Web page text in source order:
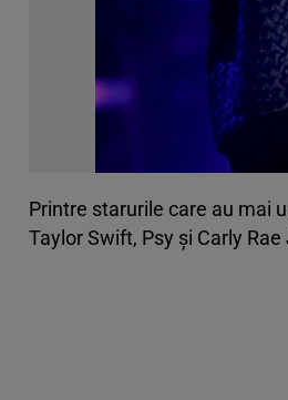
Printre starurile care au mai
Taylor Swift, Psy şi Carly Rae